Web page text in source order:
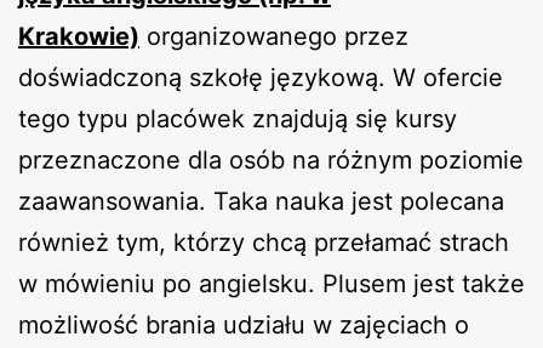
Krakowie) organizowanego przez
doświadczoną szkołę językową. W ofercie
tego typu placówek znajdują się kursy
przeznaczone dla osób na różnym poziomie
zaawansowania. Taka nauka jest polecana
również tym, którzy chcą przełamać strach
w mówieniu po angielsku. Plusem jest także
możliwość brania udziału w zajęciach o